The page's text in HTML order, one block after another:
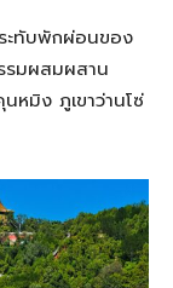
ะทับพักผ่อนของ
รมผสมผสาน
หมิง ภูเขาว่านโซ่